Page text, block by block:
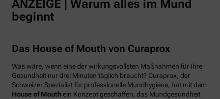
ANZEIGE | Warum alles im Mund
beginnt
Das House of Mouth von Curaprox
Was wäre, wenn eine der wirkungsvollsten Maßnahmen für Ihre
Gesundheit nur drei Minuten täglich braucht? Curaprox, der
Schweizer Spezialist für professionelle Mundhygiene, hat mit dem
House of Mouthein Konzept geschaffen, das Mundgesundheit